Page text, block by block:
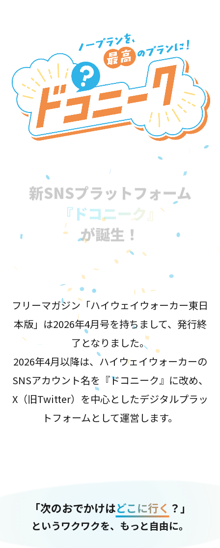
新SNSプラットフォーム
『ドコニーク』
が誕生！
フリーマガジン「ハイウェイウォーカー東日
本版」は2026年4月号を持ちまして、発行終
了となりました。
2026年4月以降は、ハイウェイウォーカーの
SNSアカウント名を『ドコニーク』に改め、
X（旧Twitter）を中心としたデジタルプラッ
トフォームとして運営します。
「次のおでかけはどこに行く ？」
というワクワクを、もっと自由に。